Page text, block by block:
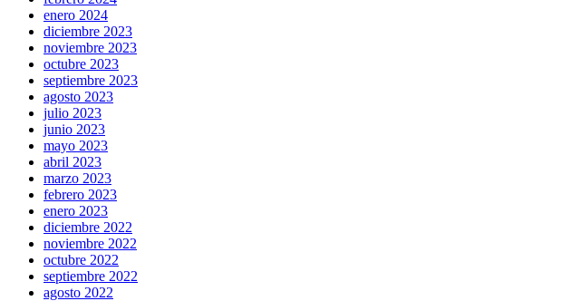
enero 2024
diciembre 2023
noviembre 2023
octubre 2023
septiembre 2023
agosto 2023
julio 2023
junio 2023
mayo 2023
abril 2023
marzo 2023
febrero 2023
enero 2023
diciembre 2022
noviembre 2022
octubre 2022
septiembre 2022
agosto 2022